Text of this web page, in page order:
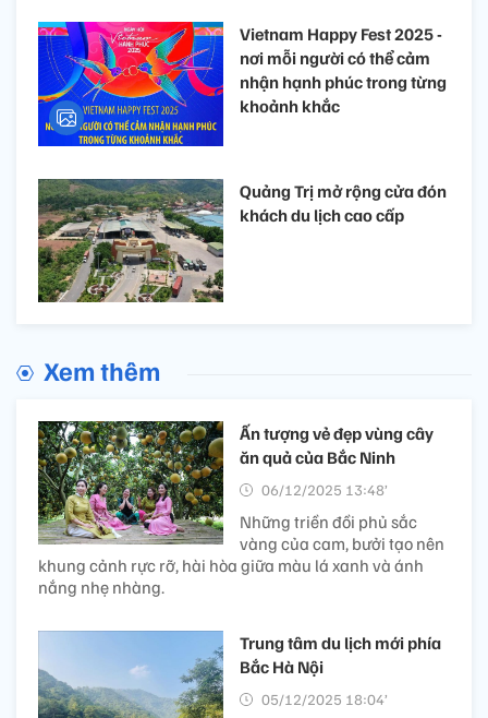
Vietnam Happy Fest 2025 -
nơi mỗi người có thể cảm
nhận hạnh phúc trong từng
khoảnh khắc
Quảng Trị mở rộng cửa đón
khách du lịch cao cấp
Xem thêm
Ấn tượng vẻ đẹp vùng cây
ăn quả của Bắc Ninh
06/12/2025 13:48’
Những triền đồi phủ sắc
vàng của cam, bưởi tạo nên
khung cảnh rực rỡ, hài hòa giữa màu lá xanh và ánh
nắng nhẹ nhàng.
Trung tâm du lịch mới phía
Bắc Hà Nội
05/12/2025 18:04’